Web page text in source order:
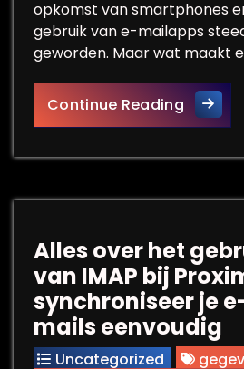
opkomst van smartphones
gebruik van e-mailapps
geworden. Maar wat maakt
Continue Reading
Alles over het
van IMAP bij
synchroniseer je
mails eenvoudig
Uncategorized